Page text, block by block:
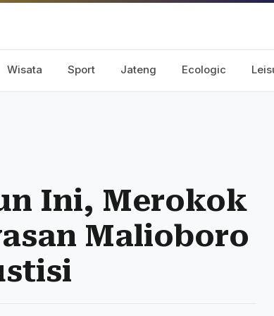
Wisata Sport Jateng Ecologic
Ini, Merokok
Malioboro